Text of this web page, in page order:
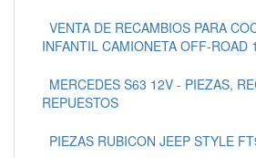
VENTA DE RECAMBIOS PARA
INFANTIL CAMIONETA OFF-ROAD
MERCEDES S63 12V - PIEZAS,
REPUESTOS
PIEZAS RUBICON JEEP STYLE